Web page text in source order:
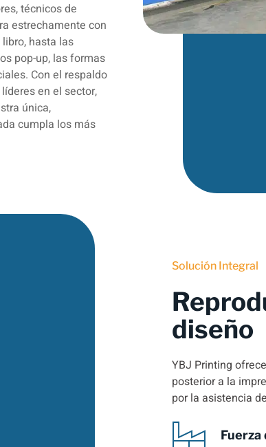
técnicos de
estrechamente con
hasta las
pop-up, las formas
Con el respaldo
en el sector,
única,
cumpla los más
Solución Integral
diseño
YBJ Printing
posterior a la
por la asistencia
Fuerza